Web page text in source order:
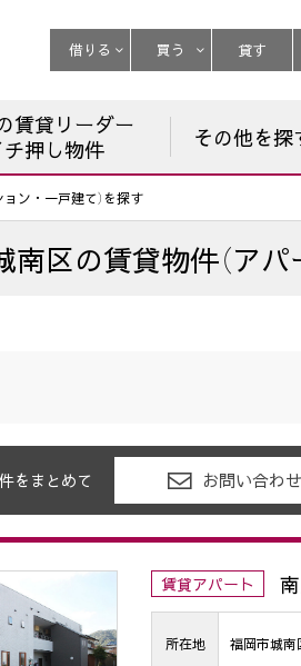
借りる 買う 貸す
賃貸リーダー
押し物件
その他を探
ン・一戸建て）を探す
南区の賃貸物件（ア
をまとめて お問い合わせ
賃貸アパート
所在地 福岡市城